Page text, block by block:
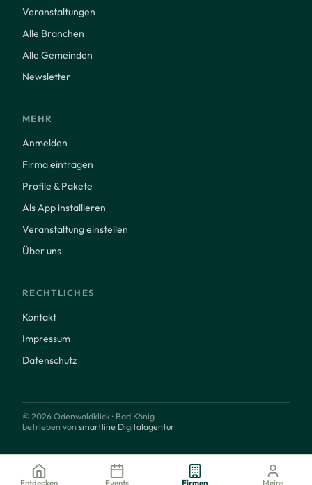
Veranstaltungen
Alle Branchen
Alle Gemeinden
Newsletter
MEHR
Anmelden
Firma eintragen
Profile & Pakete
Als App installieren
Veranstaltung einstellen
Über uns
RECHTLICHES
Kontakt
Impressum
Datenschutz
© 2026 Odenwaldklick · Bad König
betrieben von smartline Digitalagentur
Entdecken Events Firmen Meins